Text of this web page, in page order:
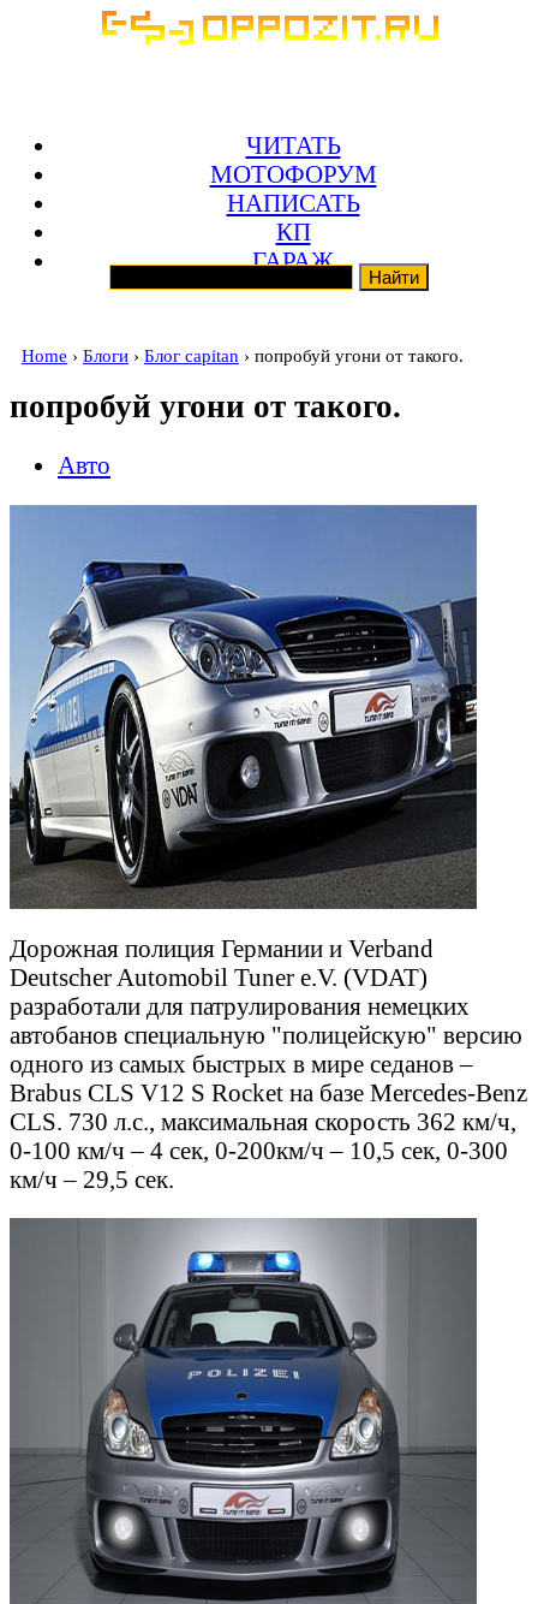
ЧИТАТЬ
МОТОФОРУМ
НАПИСАТЬ
КП
ГАРАЖ
Home › Блоги › Блог capitan › попробуй угони от такого.
попробуй угони от такого.
Авто
Дорожная полиция Германии и Verband
Deutscher Automobil Tuner e.V. (VDAT)
разработали для патрулирования немецких
автобанов специальную "полицейскую" версию
одного из самых быстрых в мире седанов –
Brabus CLS V12 S Rocket на базе Mercedes-Benz
CLS. 730 л.с., максимальная скорость 362 км/ч,
0-100 км/ч – 4 сек, 0-200км/ч – 10,5 сек, 0-300
км/ч – 29,5 сек.